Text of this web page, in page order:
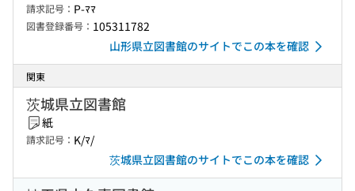
請求記号： P-ﾏﾏ
図書登録番号： 105311782
山形県立図書館のサイトでこの本を確認
関東
茨城県立図書館
紙
請求記号： K/ﾏ/
茨城県立図書館のサイトでこの本を確認